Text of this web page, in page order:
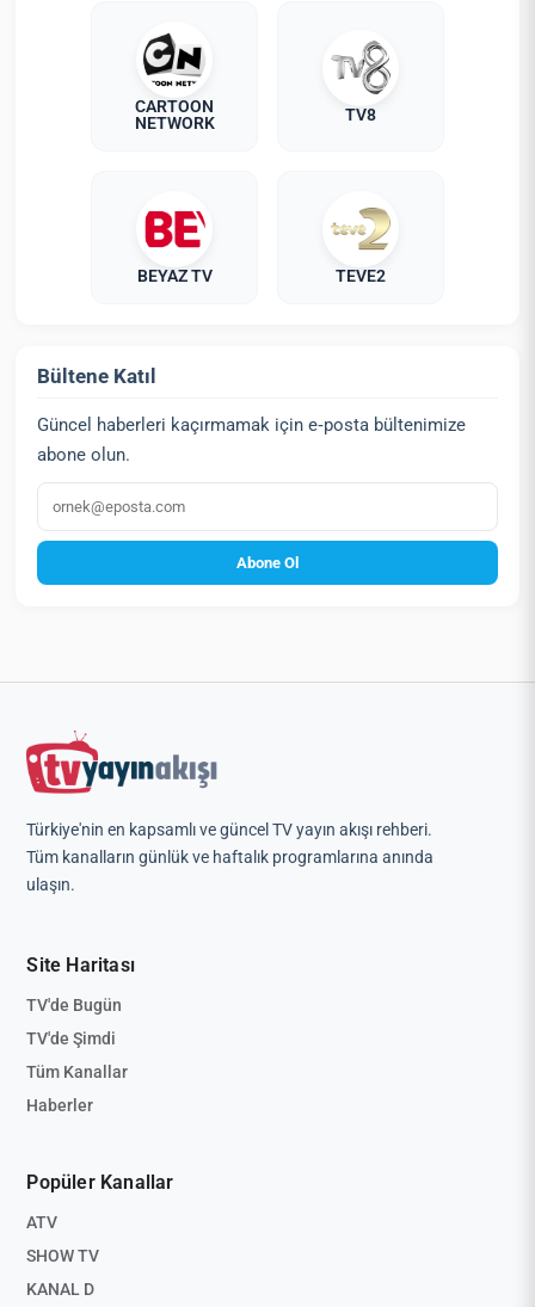
CARTOON
NETWORK
TV8
BEYAZ TV TEVE2
Bültene Katıl
Güncel haberleri kaçırmamak için e‑posta bültenimize
abone olun.
E‑posta
Abone Ol
Türkiye'nin en kapsamlı ve güncel TV yayın akışı rehberi.
Tüm kanalların günlük ve haftalık programlarına anında
ulaşın.
Site Haritası
TV'de Bugün
TV'de Şimdi
Tüm Kanallar
Haberler
Popüler Kanallar
ATV
SHOW TV
KANAL D